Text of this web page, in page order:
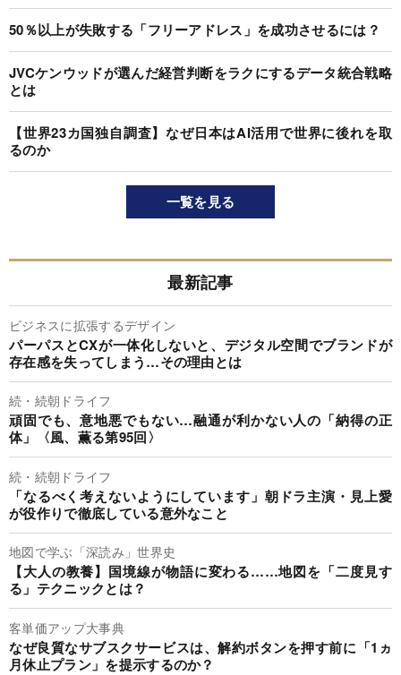
50％以上が失敗する「フリーアドレス」を成功させるには？
JVCケンウッドが選んだ経営判断をラクにするデータ統合戦略
とは
【世界23カ国独自調査】なぜ日本はAI活用で世界に後れを取
るのか
一覧を見る
最新記事
ビジネスに拡張するデザイン
パーパスとCXが一体化しないと、デジタル空間でブランドが
存在感を失ってしまう…その理由とは
続・続朝ドライフ
頑固でも、意地悪でもない…融通が利かない人の「納得の正
体」〈風、薫る第95回〉
続・続朝ドライフ
「なるべく考えないようにしています」朝ドラ主演・見上愛
が役作りで徹底している意外なこと
地図で学ぶ「深読み」世界史
【大人の教養】国境線が物語に変わる……地図を「二度見す
る」テクニックとは？
客単価アップ大事典
なぜ良質なサブスクサービスは、解約ボタンを押す前に「1ヵ
月休止プラン」を提示するのか？